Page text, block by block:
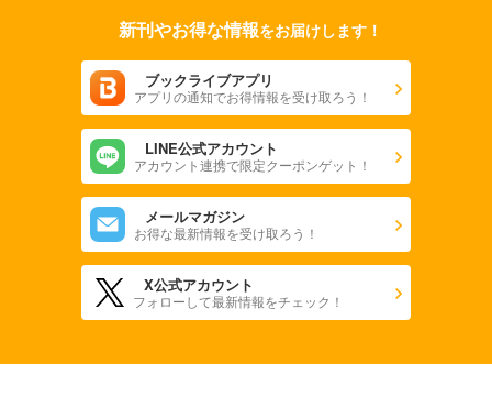
新刊やお得な情報をお届けします！
ブックライブアプリ
アプリの通知でお得情報を受け取ろう！
LINE公式アカウント
アカウント連携で限定クーポンゲット！
メールマガジン
お得な最新情報を受け取ろう！
X公式アカウント
フォローして最新情報をチェック！